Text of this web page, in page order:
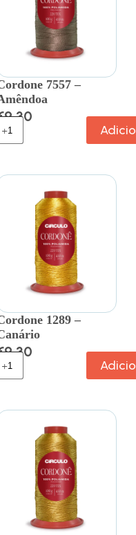
7557 –
9.30
1289 –
9.30